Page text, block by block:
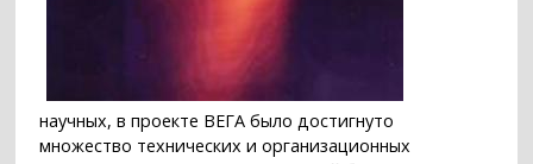
научных, в проекте ВЕГА было достигнуто
множество технических и организационных